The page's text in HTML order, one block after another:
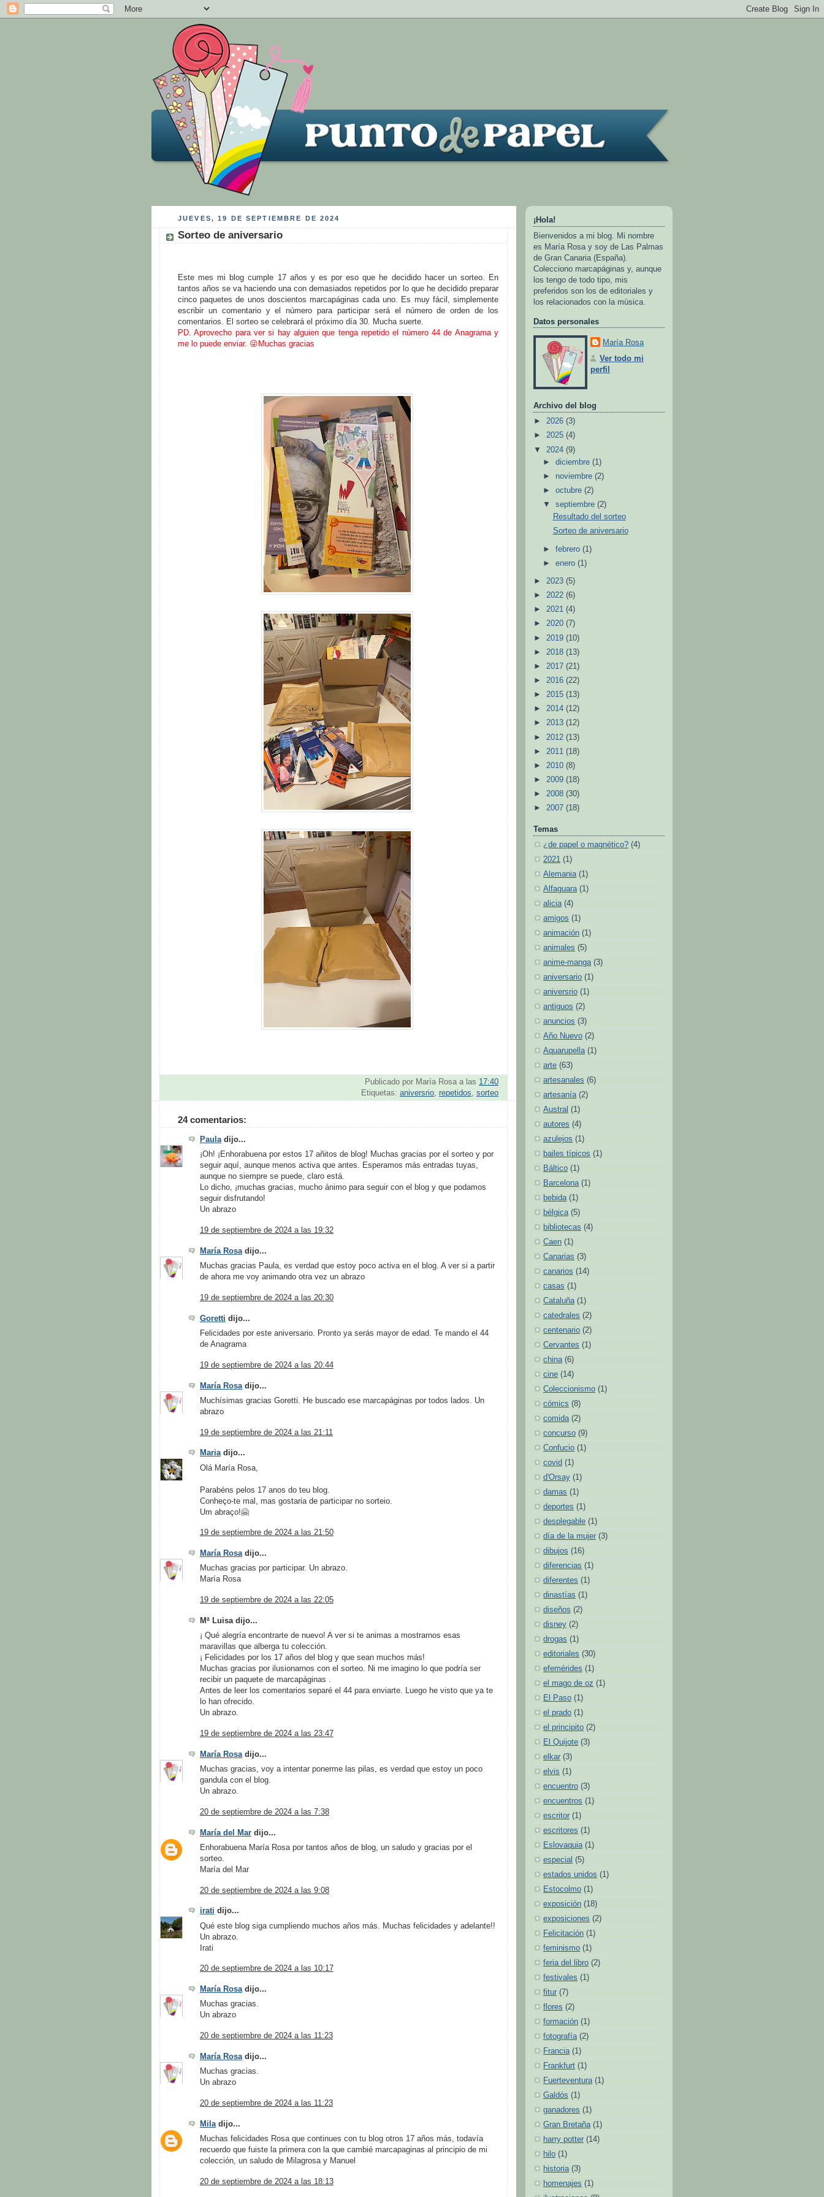
JUEVES, 19 DE SEPTIEMBRE DE 2024
Sorteo de aniversario
Este mes mi blog cumple 17 años y es por eso que he decidido hacer un sorteo. En
tantos años se va haciendo una con demasiados repetidos por lo que he decidido preparar
cinco paquetes de unos doscientos marcapáginas cada uno. Es muy fácil, simplemente
escribir un comentario y el número para participar será el número de orden de los
comentarios. El sorteo se celebrará el próximo día 30. Mucha suerte.
PD. Aprovecho para ver si hay alguien que tenga repetido el número 44 de Anagrama y
me lo puede enviar. 😜Muchas gracias
Publicado por María Rosa a las 17:40
Etiquetas: aniversrio, repetidos, sorteo
24 comentarios:
Pauladijo...
¡Oh! ¡Enhorabuena por estos 17 añitos de blog! Muchas gracias por el sorteo y por
seguir aquí, aunque menos activa que antes. Esperamos más entradas tuyas,
aunque no siempre se puede, claro está.
Lo dicho, ¡muchas gracias, mucho ánimo para seguir con el blog y que podamos
seguir disfrutando!
Un abrazo
19 de septiembre de 2024 a las 19:32
María Rosadijo...
Muchas gracias Paula, es verdad que estoy poco activa en el blog. A ver si a partir
de ahora me voy animando otra vez un abrazo
19 de septiembre de 2024 a las 20:30
Goretti dijo...
Felicidades por este aniversario. Pronto ya serás mayor de edad. Te mando el 44
de Anagrama
19 de septiembre de 2024 a las 20:44
María Rosa dijo...
Muchísimas gracias Goretti. He buscado ese marcapáginas por todos lados. Un
abrazo
19 de septiembre de 2024 a las 21:11
Mariadijo...
Olá María Rosa,
Parabéns pelos 17 anos do teu blog.
Conheço-te mal, mas gostaria de participar no sorteio.
Um abraço!🤗
19 de septiembre de 2024 a las 21:50
María Rosadijo...
Muchas gracias por participar. Un abrazo.
María Rosa
19 de septiembre de 2024 a las 22:05
Mª Luisa dijo...
¡ Qué alegría encontrarte de nuevo! A ver si te animas a mostrarnos esas
maravillas que alberga tu colección.
¡ Felicidades por los 17 años del blog y que sean muchos más!
Muchas gracias por ilusionarnos con el sorteo. Ni me imagino lo que podría ser
recibir un paquete de marcapáginas .
Antes de leer los comentarios separé el 44 para enviarte. Luego he visto que ya te
lo han ofrecido.
Un abrazo.
19 de septiembre de 2024 a las 23:47
María Rosa dijo...
Muchas gracias, voy a intentar ponerme las pilas, es verdad que estoy un poco
gandula con el blog.
Un abrazo.
20 de septiembre de 2024 a las 7:38
María del Mar dijo...
Enhorabuena María Rosa por tantos años de blog, un saludo y gracias por el
sorteo.
María del Mar
20 de septiembre de 2024 a las 9:08
irati dijo...
Qué este blog siga cumpliendo muchos años más. Muchas felicidades y adelante!!
Un abrazo.
Irati
20 de septiembre de 2024 a las 10:17
María Rosadijo...
Muchas gracias.
Un abrazo
20 de septiembre de 2024 a las 11:23
María Rosadijo...
Muchas gracias.
Un abrazo
20 de septiembre de 2024 a las 11:23
Mila dijo...
Muchas felicidades Rosa que continues con tu blog otros 17 años más, todavía
recuerdo que fuiste la primera con la que cambié marcapaginas al principio de mi
colección, un saludo de Milagrosa y Manuel
20 de septiembre de 2024 a las 18:13
¡Hola!
Bienvenidos a mi blog. Mi nombre
es María Rosa y soy de Las Palmas
de Gran Canaria (España).
Colecciono marcapáginas y, aunque
los tengo de todo tipo, mis
preferidos son los de editoriales y
los relacionados con la música.
Datos personales
María Rosa
Ver todo mi
perfil
Archivo del blog
► 2026 (3)
► 2025 (4)
▼ 2024 (9)
►diciembre(1)
► noviembre(2)
►octubre(2)
▼septiembre(2)
Resultado del sorteo
Sorteo de aniversario
►febrero(1)
►enero(1)
► 2023 (5)
► 2022 (6)
► 2021 (4)
► 2020 (7)
► 2019 (10)
► 2018 (13)
► 2017 (21)
► 2016 (22)
► 2015 (13)
► 2014 (12)
► 2013 (12)
► 2012 (13)
► 2011 (18)
► 2010 (8)
► 2009 (18)
► 2008 (30)
► 2007 (18)
Temas
¿de papel o magnético? (4)
2021 (1)
Alemania (1)
Alfaguara (1)
alicia (4)
amigos (1)
animación (1)
animales (5)
anime-manga (3)
aniversario (1)
aniversrio (1)
antiguos (2)
anuncios (3)
Año Nuevo (2)
Aquarupella (1)
arte (63)
artesanales (6)
artesanía (2)
Austral (1)
autores (4)
azulejos (1)
bailes típicos (1)
Báltico (1)
Barcelona (1)
bebida (1)
bélgica (5)
bibliotecas (4)
Caen (1)
Canarias (3)
canarios (14)
casas (1)
Cataluña (1)
catedrales (2)
centenario (2)
Cervantes (1)
china (6)
cine (14)
Coleccionismo (1)
cómics (8)
comida (2)
concurso (9)
Confucio (1)
covid (1)
d'Orsay (1)
damas (1)
deportes (1)
desplegable (1)
día de la mujer (3)
dibujos (16)
diferencias (1)
diferentes (1)
dinastías (1)
diseños (2)
disney (2)
drogas (1)
editoriales (30)
efemérides (1)
el mago de oz (1)
El Paso (1)
el prado (1)
el principito (2)
El Quijote (3)
elkar (3)
elvis (1)
encuentro (3)
encuentros (1)
escritor (1)
escritores (1)
Eslovaquia (1)
especial (5)
estados unidos (1)
Estocolmo (1)
exposición (18)
exposiciones (2)
Felicitación (1)
feminismo (1)
feria del libro (2)
festivales (1)
fitur (7)
flores (2)
formación (1)
fotografía (2)
Francia (1)
Frankfurt (1)
Fuerteventura (1)
Galdós (1)
ganadores (1)
Gran Bretaña (1)
harry potter (14)
hilo (1)
historia (3)
homenajes (1)